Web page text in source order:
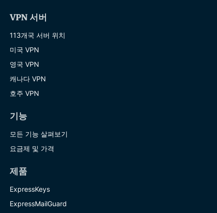
VPN 서버
113개국 서버 위치
미국 VPN
영국 VPN
캐나다 VPN
호주 VPN
기능
모든 기능 살펴보기
요금제 및 가격
제품
ExpressKeys
ExpressMailGuard